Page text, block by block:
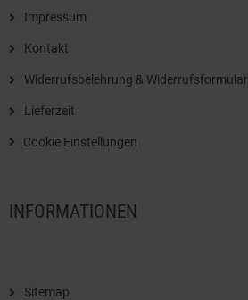
Impressum
Kontakt
Widerrufsbelehrung & Widerrufsformular
Lieferzeit
Cookie Einstellungen
INFORMATIONEN
Sitemap